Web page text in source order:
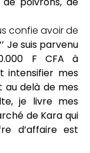
confie avoir de
‘’ Je suis parvenu
F CFA à
intensifier mes
au delà de mes
je livre mes
de Kara qui
d’affaire est